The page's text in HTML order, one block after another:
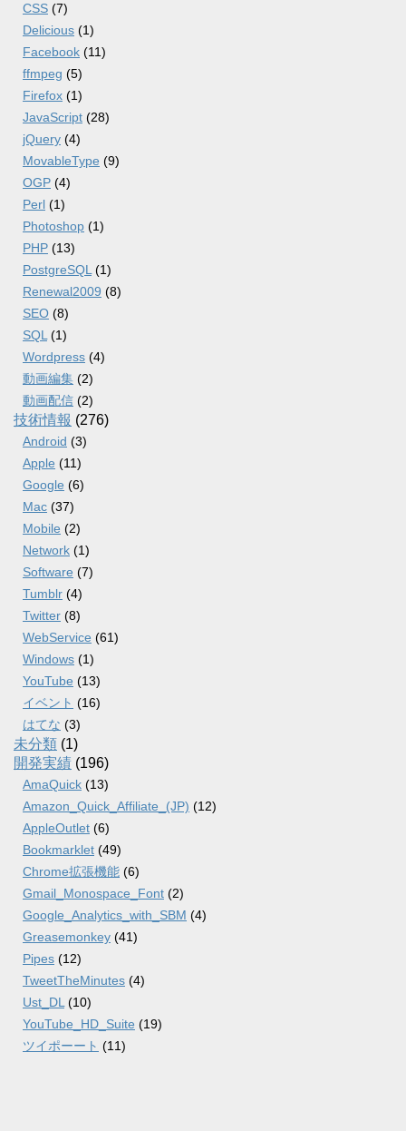
CSS (7)
Delicious (1)
Facebook (11)
ffmpeg (5)
Firefox (1)
JavaScript (28)
jQuery (4)
MovableType (9)
OGP (4)
Perl (1)
Photoshop (1)
PHP (13)
PostgreSQL (1)
Renewal2009 (8)
SEO (8)
SQL (1)
Wordpress (4)
動画編集 (2)
動画配信 (2)
技術情報 (276)
Android (3)
Apple (11)
Google (6)
Mac (37)
Mobile (2)
Network (1)
Software (7)
Tumblr (4)
Twitter (8)
WebService (61)
Windows (1)
YouTube (13)
イベント (16)
はてな (3)
未分類 (1)
開発実績 (196)
AmaQuick (13)
Amazon_Quick_Affiliate_(JP) (12)
AppleOutlet (6)
Bookmarklet (49)
Chrome拡張機能 (6)
Gmail_Monospace_Font (2)
Google_Analytics_with_SBM (4)
Greasemonkey (41)
Pipes (12)
TweetTheMinutes (4)
Ust_DL (10)
YouTube_HD_Suite (19)
ツイポーート (11)